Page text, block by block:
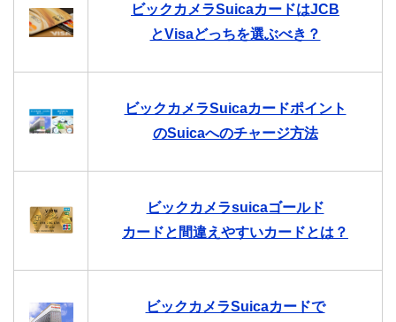
ビックカメラSuicaカードはJCB
とVisaどっちを選ぶべき？
ビックカメラSuicaカードポイント
のSuicaへのチャージ方法
ビックカメラsuicaゴールド
カードと間違えやすいカードとは？
ビックカメラSuicaカードで